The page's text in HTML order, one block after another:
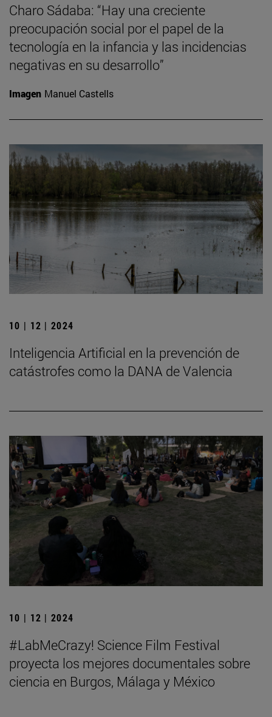
Charo Sádaba: “Hay una creciente
preocupación social por el papel de la
tecnología en la infancia y las incidencias
negativas en su desarrollo”
Imagen Manuel Castells
10 | 12 | 2024
Inteligencia Artificial en la prevención de
catástrofes como la DANA de Valencia
10 | 12 | 2024
#LabMeCrazy! Science Film Festival
proyecta los mejores documentales sobre
ciencia en Burgos, Málaga y México